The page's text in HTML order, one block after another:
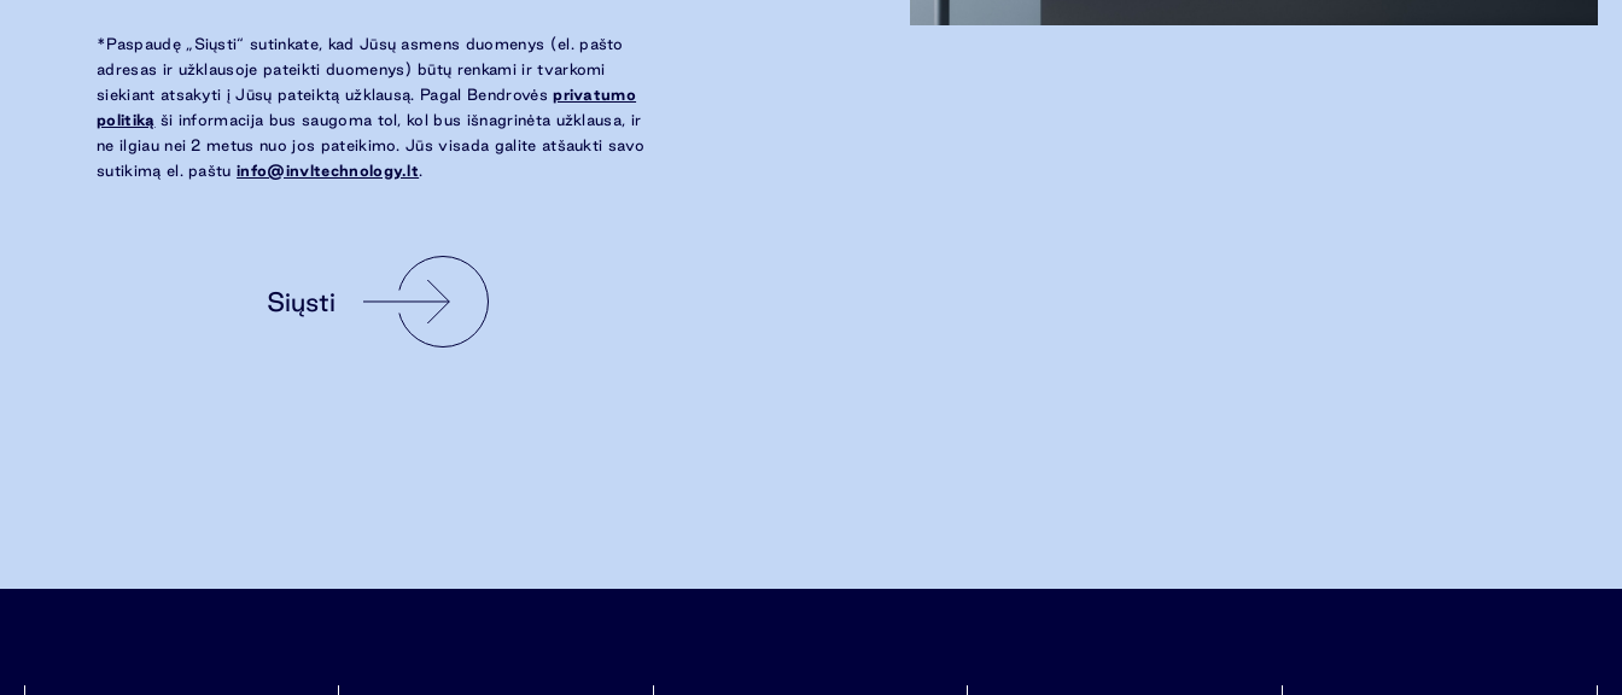
*Paspaudę „Siųsti“ sutinkate, kad Jūsų asmens duomenys (el. pašto
adresas ir užklausoje pateikti duomenys) būtų renkami ir tvarkomi
siekiant atsakyti į Jūsų pateiktą užklausą. Pagal Bendrovėsprivatumo
politiką ši informacija bus saugoma tol, kol bus išnagrinėta užklausa, ir
ne ilgiau nei 2 metus nuo jos pateikimo. Jūs visada galite atšaukti savo
sutikimą el. paštuinfo@invltechnology.lt.
Siųsti